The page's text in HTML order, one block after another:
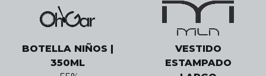
BOTELLA NIÑOS |
350ML
VESTIDO
ESTAMPADO